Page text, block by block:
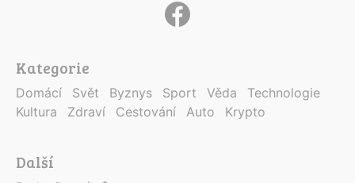
Kategorie
Domácí Svět Byznys Sport Věda
Technologie
Kultura
Zdraví Cestování Auto Krypto
Další